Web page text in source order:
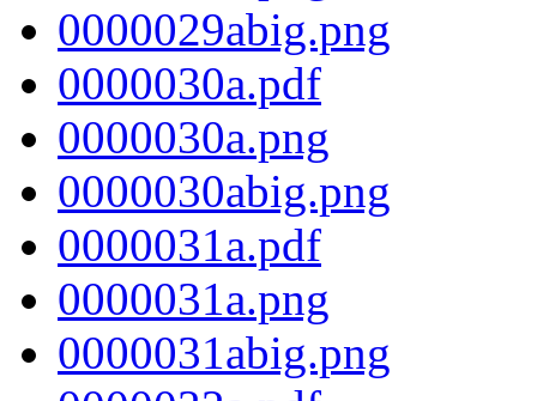
0000029abig.png
0000030a.pdf
0000030a.png
0000030abig.png
0000031a.pdf
0000031a.png
0000031abig.png